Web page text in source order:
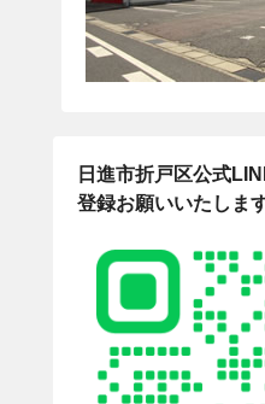
日進市折戸区公式
登録お願いいたします